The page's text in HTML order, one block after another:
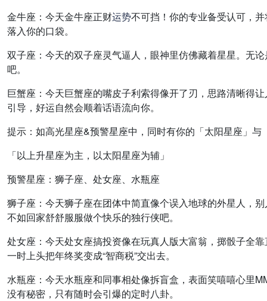
金牛座： 今天金牛座正财运势不可挡！你的专业备受认可，
落入你的口袋。
双子座： 今天的双子座灵气逼人，眼神里仿佛藏着星星。无
吧。
巨蟹座： 今天巨蟹座的嘴皮子利索得像开了刃，思路清晰得
引导，好运自然会顺着话语流向你。
提示：如高光星座&预警星座中，同时有你的「太阳星座」
「以上升星座为主，以太阳星座为辅」
预警星座：狮子座、处女座、水瓶座
狮子座： 今天狮子座在团体中简直像个误入地球的外星人，
不如回家舒舒服服做个快乐的独行侠吧。
处女座： 今天处女座搞投资像在玩真人版大富翁，掷骰子全
一时上头把年终奖变成“智商税”交出去。
水瓶座： 今天水瓶座和同事相处像拆盲盒，表面笑嘻嘻心里
没有秘密，只有随时会引爆的定时八卦。